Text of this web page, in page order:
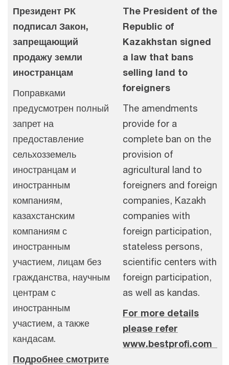
Президент РК
подписал Закон,
запрещающий
продажу земли
иностранцам
Поправками
предусмотрен полный
запрет на
предоставление
сельхозземель
иностранцам и
иностранным
компаниям,
казахстанским
компаниям с
иностранным
участием, лицам без
гражданства, научным
центрам с
иностранным
участием, а также
кандасам.
Подробнее смотрите
The President of the
Republic of
Kazakhstan signed
a law that bans
selling land to
foreigners
The amendments
provide for a
complete ban on the
provision of
agricultural land to
foreigners and foreign
companies, Kazakh
companies with
foreign participation,
stateless persons,
scientific centers with
foreign participation,
as well as kandas.
For more details
please refer
www.bestprofi.com